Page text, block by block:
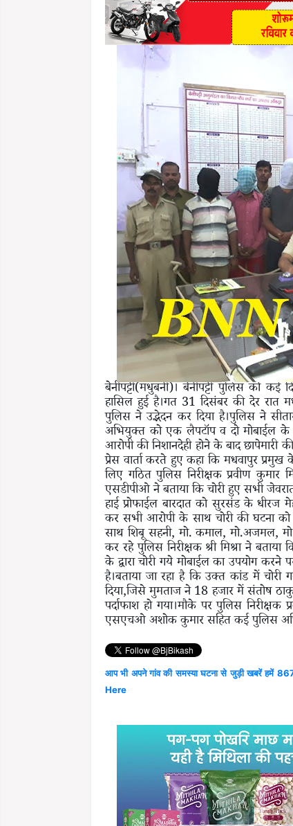
बेनीपट्टी(मधुबनी)। बेनीपट्टी पुलिस को
हासिल हुई है।गत 31 दिसंबर की देर रात
पुलिस ने उद्भेदन कर दिया है।पुलिस ने
अभियुक्त को एक लैपटॉप व दो मोबाईल के
आरोपी की निशानदेही होने के बाद छापेमारी
प्रेस वार्ता करते हुए कहा कि मधवापुर
लिए गठित पुलिस निरीक्षक प्रवीण
एसडीपीओ ने बताया कि चोरी हुए सभी
हाई प्रोफाईल बारदात को सुरसंड के
कर सभी आरोपी के साथ चोरी की घटना
साथ शिबू सहनी, मो. कमाल, मो.अजमल,
कर रहे पुलिस निरीक्षक श्री मिश्रा ने
के द्वारा चोरी गये मोबाईल का उपयोग
है।बताया जा रहा है कि उक्त कांड में
दिया,जिसे मुमताज ने 18 हजार में संतोष
पर्दाफाश हो गया।मौके पर पुलिस
एसएचओ अशोक कुमार सहित कई पुलिस
आप भी अपने गांव की समस्या घटना से जुड़ी खबरें हमें
Here